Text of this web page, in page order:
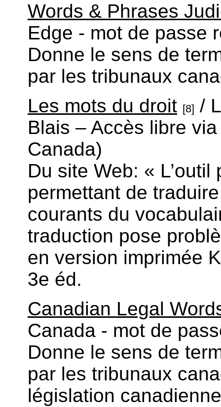
Words & Phrases
Edge - mot de passe
Donne le sens de
par les tribunaux
Les mots du droit [8] /
Blais – Accès libre
Canada)
Du site Web: «
permettant de
courants du
traduction pose
en version imprimée
3e éd.
Canadian Legal
Canada - mot de
Donne le sens de
par les tribunaux
législation